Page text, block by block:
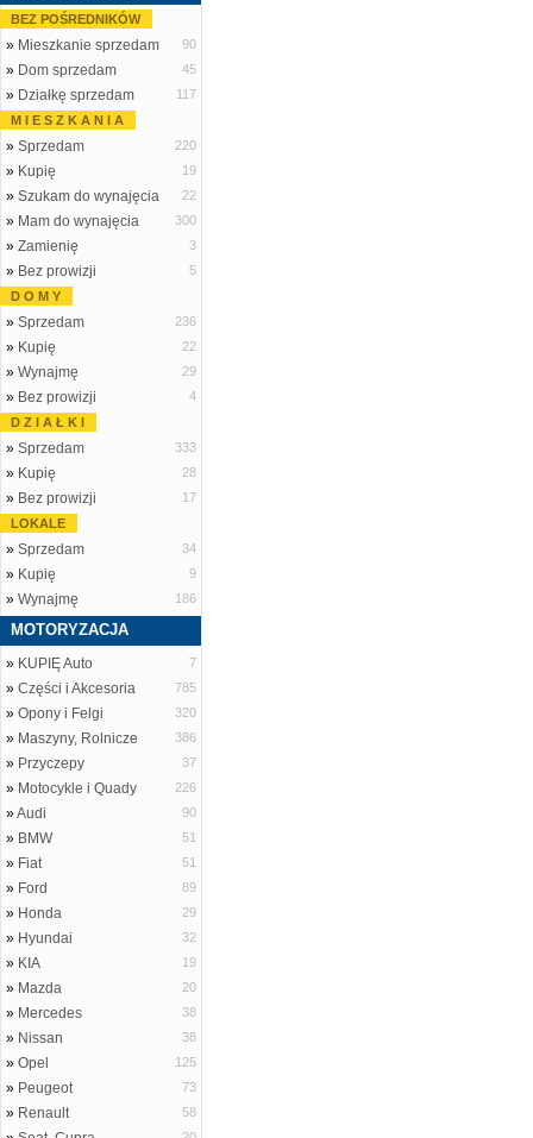
BEZ POŚREDNIKÓW
» Mieszkanie sprzedam 90
» Dom sprzedam 45
» Działkę sprzedam
117
M I E S Z K A N I A
» Sprzedam 220
» Kupię 19
» Szukam do wynajęcia 22
» Mam do wynajęcia 300
» Zamienię 3
» Bez prowizji
5
D O M Y
» Sprzedam 236
» Kupię 22
» Wynajmę 29
» Bez prowizji
4
D Z I A Ł K I
» Sprzedam 333
» Kupię 28
» Bez prowizji
17
LOKALE
» Sprzedam 34
» Kupię 9
» Wynajmę 186
MOTORYZACJA
» KUPIĘ Auto 7
» Części i Akcesoria 785
» Opony i Felgi 320
» Maszyny, Rolnicze 386
» Przyczepy 37
» Motocykle i Quady 226
»Audi 90
» BMW 51
» Fiat 51
» Ford 89
» Honda 29
» Hyundai 32
» KIA 19
» Mazda 20
» Mercedes 38
» Nissan 38
» Opel 125
» Peugeot 73
» Renault 58